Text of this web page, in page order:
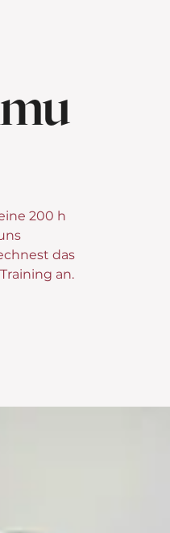
200 h
das
an.